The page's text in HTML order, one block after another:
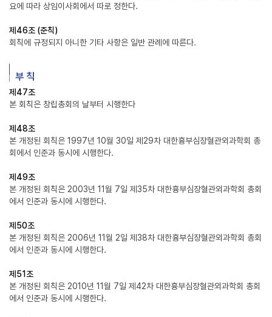
요에 따라 상임이사회에서 따로 정한다.
제46조 (준칙)
회칙에 규정되지 아니한 기타 사항은 일반 관례에 따른다.
부 칙
제47조
본 회칙은 창립총회의 날부터 시행한다
제48조
본 개정된 회칙은 1997년 10월 30일 제29차 대한흉부심장혈관외과학회 총
회에서 인준과 동시에 시행한다.
제49조
본 개정된 회칙은 2003년 11월 7일 제35차 대한흉부심장혈관외과학회 총회
에서 인준과 동시에 시행한다.
제50조
본 개정된 회칙은 2006년 11월 2일 제38차 대한흉부심장혈관외과학회 총회
에서 인준과 동시에 시행한다.
제51조
본 개정된 회칙은 2010년 11월 7일 제42차 대한흉부심장혈관외과학회 총회
에서 인준과 동시에 시행한다.